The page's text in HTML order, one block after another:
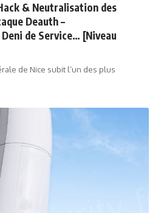
& Neutralisation des
Deauth –
de Service… [Niveau
de Nice subit l’un des plus